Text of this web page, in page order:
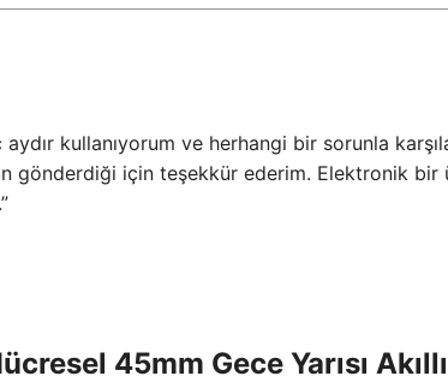
kullanıyorum ve herhangi bir sorunla
gönderdiği için teşekkür ederim. Elektronik bir
45mm Gece Yarısı